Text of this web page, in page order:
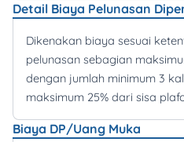
Detail Biaya Pelunasan
Dikenakan biaya sesuai
pelunasan sebagian
dengan jumlah minimum 3
maksimum 25% dari sisa
Biaya DP/Uang Muka